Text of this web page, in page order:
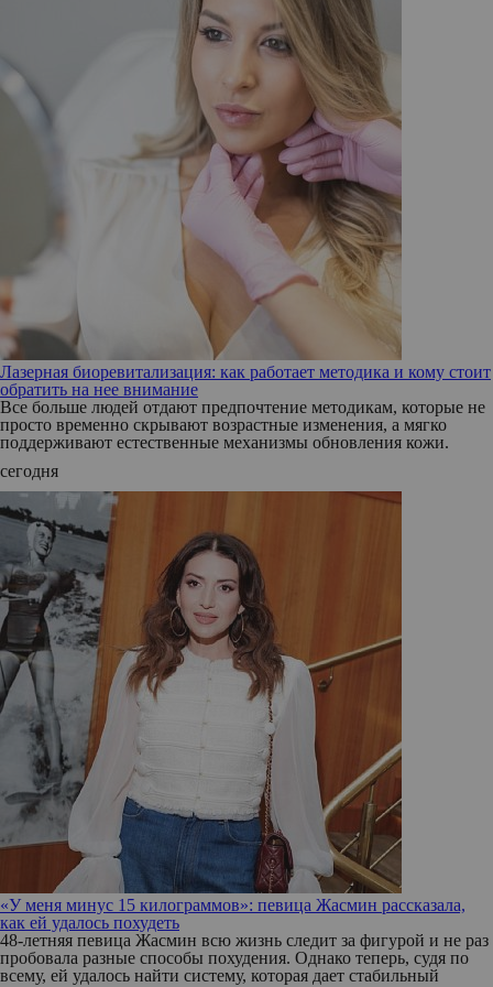
Лазерная биоревитализация: как работает методика и кому стоит
обратить на нее внимание
Все больше людей отдают предпочтение методикам, которые не
просто временно скрывают возрастные изменения, а мягко
поддерживают естественные механизмы обновления кожи.
сегодня
«У меня минус 15 килограммов»: певица Жасмин рассказала,
как ей удалось похудеть
48-летняя певица Жасмин всю жизнь следит за фигурой и не раз
пробовала разные способы похудения. Однако теперь, судя по
всему, ей удалось найти систему, которая дает стабильный